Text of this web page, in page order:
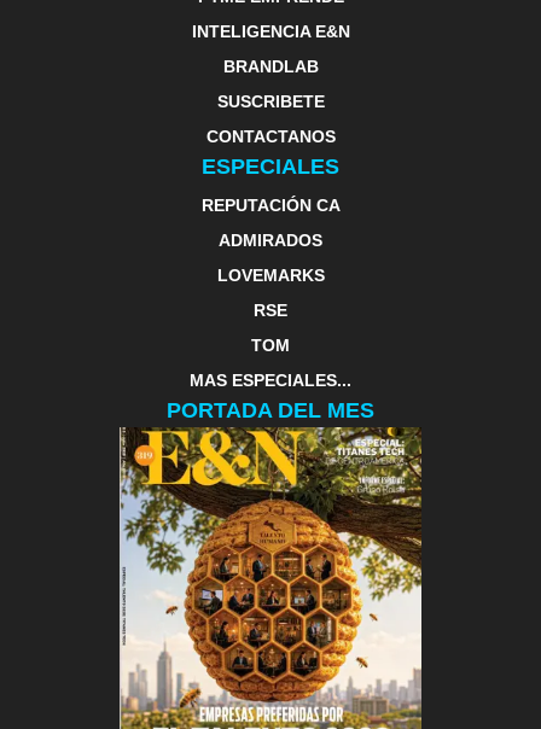
INTELIGENCIA E&N
BRANDLAB
SUSCRIBETE
CONTACTANOS
ESPECIALES
REPUTACIÓN CA
ADMIRADOS
LOVEMARKS
RSE
TOM
MAS ESPECIALES...
PORTADA DEL MES